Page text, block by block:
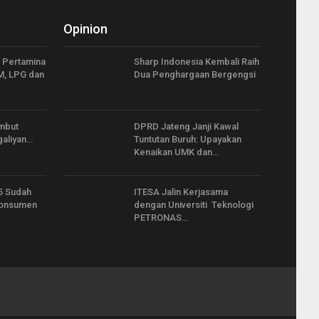
Pertamina
LPG dan
Sudah
Opinion
Sharp Indonesia Kembali Raih
Dua Penghargaan Bergengsi
DPRD Jateng Janji Kawal
Tuntutan Buruh: Upayakan
Kenaikan UMK dan…
ITESA Jalin Kerjasama
dengan Universiti Teknologi
PETRONAS…